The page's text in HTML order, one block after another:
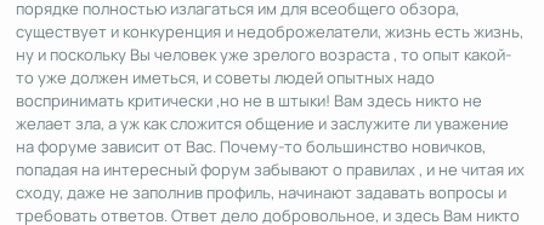
порядке полностью излагаться им для всеобщего обзора,
существует и конкуренция и недоброжелатели, жизнь есть жизнь,
ну и поскольку Вы человек уже зрелого возраста , то опыт какой-
то уже должен иметься, и советы людей опытных надо
воспринимать критически ,но не в штыки! Вам здесь никто не
желает зла, а уж как сложится общение и заслужите ли уважение
на форуме зависит от Вас. Почему-то большинство новичков,
попадая на интересный форум забывают о правилах , и не читая их
сходу, даже не заполнив профиль, начинают задавать вопросы и
требовать ответов. Ответ дело добровольное, и здесь Вам никто